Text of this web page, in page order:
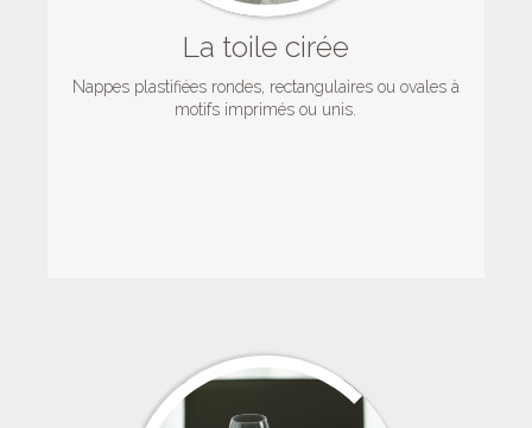
La toile cirée
Nappes plastifiées rondes, rectangulaires ou ovales à
motifs imprimés ou unis.